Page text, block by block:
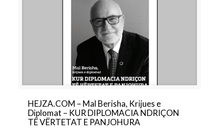
HEJZA.COM – Mal Berisha, Krijues e
Diplomat – KUR DIPLOMACIA NDRIÇON
TË VËRTETAT E PANJOHURA